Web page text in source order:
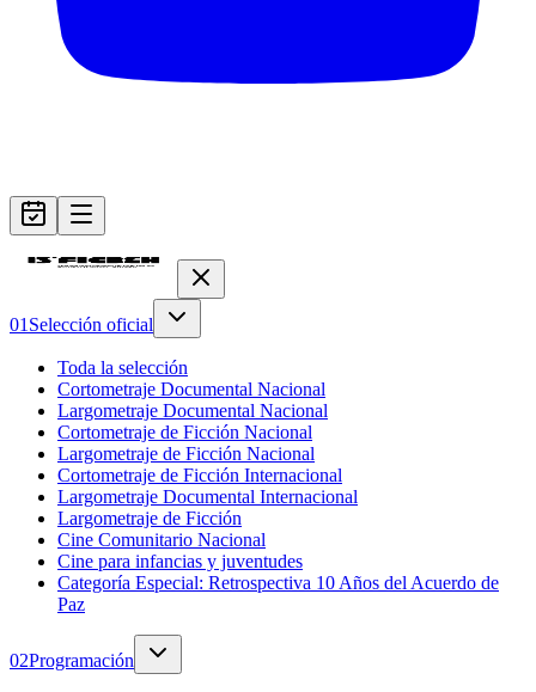
01 Selección oficial
Toda la selección
Cortometraje Documental Nacional
Largometraje Documental Nacional
Cortometraje de Ficción Nacional
Largometraje de Ficción Nacional
Cortometraje de Ficción Internacional
Largometraje Documental Internacional
Largometraje de Ficción
Cine Comunitario Nacional
Cine para infancias y juventudes
Categoría Especial: Retrospectiva 10 Años del Acuerdo de
Paz
02Programación